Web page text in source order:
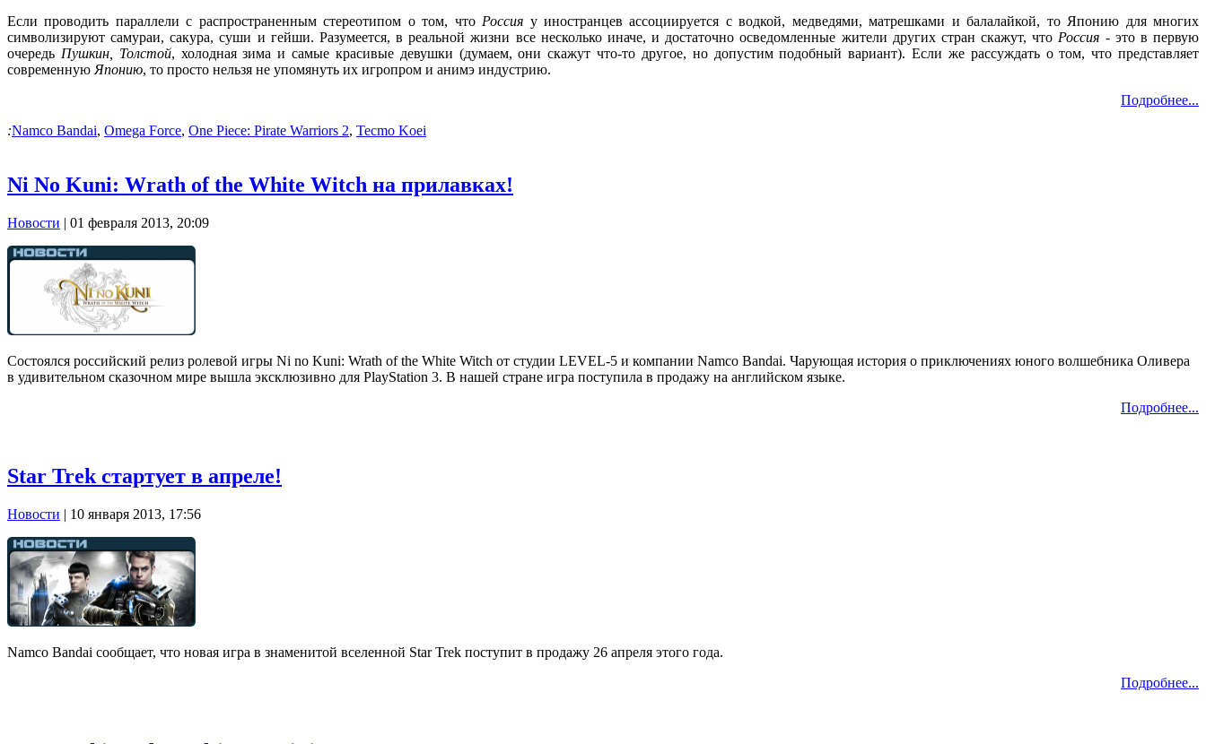
Если проводить параллели с распространенным стереотипом о том, что Россия у иностранцев ассоциируется с водкой, медведями, матрешками и балалайкой, то Японию для многих
символизируют самураи, сакура, суши и гейши. Разумеется, в реальной жизни все несколько иначе, и достаточно осведомленные жители других стран скажут, что Россия - это в первую
очередь Пушкин, Толстой, холодная зима и самые красивые девушки (думаем, они скажут что-то другое, но допустим подобный вариант). Если же рассуждать о том, что представляет
современную Японию, то просто нельзя не упомянуть их игропром и анимэ индустрию.
Подробнее...
:Namco Bandai, Omega Force, One Piece: Pirate Warriors 2, Tecmo Koei
Ni No Kuni: Wrath of the White Witch на прилавках!
Новости | 01 февраля 2013, 20:09
Состоялся российский релиз ролевой игры Ni no Kuni: Wrath of the White Witch от студии LEVEL-5 и компании Namco Bandai. Чарующая история о приключениях юного волшебника Оливера
в удивительном сказочном мире вышла эксклюзивно для PlayStation 3. В нашей стране игра поступила в продажу на английском языке.
Подробнее...
Star Trek стартует в апреле!
Новости | 10 января 2013, 17:56
Namco Bandai сообщает, что новая игра в знаменитой вселенной Star Trek поступит в продажу 26 апреля этого года.
Подробнее...